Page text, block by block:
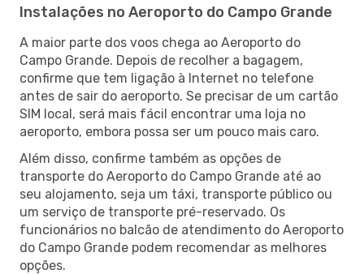
Instalações no Aeroporto do Campo Grande
A maior parte dos voos chega ao Aeroporto do
Campo Grande. Depois de recolher a bagagem,
confirme que tem ligação à Internet no telefone
antes de sair do aeroporto. Se precisar de um cartão
SIM local, será mais fácil encontrar uma loja no
aeroporto, embora possa ser um pouco mais caro.
Além disso, confirme também as opções de
transporte do Aeroporto do Campo Grande até ao
seu alojamento, seja um táxi, transporte público ou
um serviço de transporte pré-reservado. Os
funcionários no balcão de atendimento do Aeroporto
do Campo Grande podem recomendar as melhores
opções.